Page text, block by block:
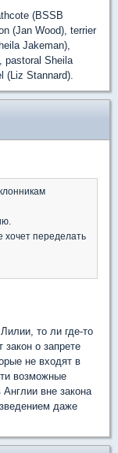
(BSSB
(Jan Wood), terrier
Jakeman),
pastoral Sheila
(Liz Stannard).
хочет переделать
то ли где-то
закон о запрете
не входят в
возможные
вне закона
даже